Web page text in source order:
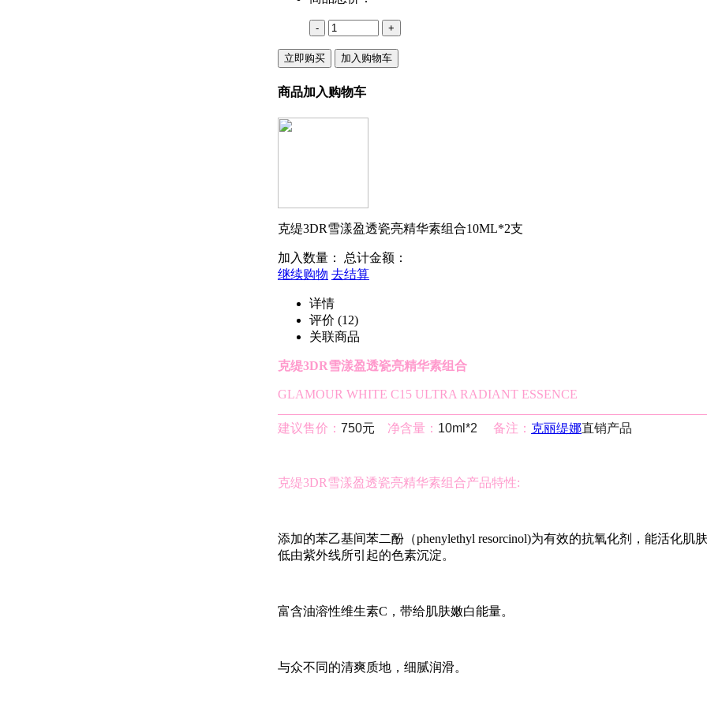
- +
立即购买 加入购物车
商品加入购物车
克缇3DR雪漾盈透瓷亮精华素组合10ML*2支
加入数量： 总计金额：
继续购物 去结算
详情
评价 (12)
关联商品
克缇3DR雪漾盈透瓷亮精华素组合
GLAMOUR WHITE C15 ULTRA RADIANT ESSENCE
建议售价： 750元 净含量： 10ml*2 备注： 克丽缇娜直销产品
克缇3DR雪漾盈透瓷亮精华素组合产品特性:
添加的苯乙基间苯二酚（phenylethyl resorcinol)为有效的抗氧化剂，能活化肌
低由紫外线所引起的色素沉淀。
富含油溶性维生素C，带给肌肤嫩白能量。
与众不同的清爽质地，细腻润滑。